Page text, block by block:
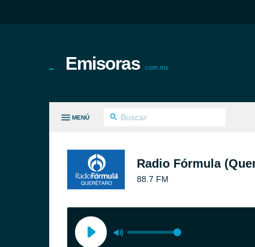
Emisoras .com.mx
MENÚ
Radio Fórmula
88.7 FM